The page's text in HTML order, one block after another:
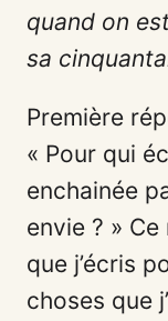
quand on
sa
Première
« Pour qui
enchainée
envie ? » Ce
que j’écris
choses que